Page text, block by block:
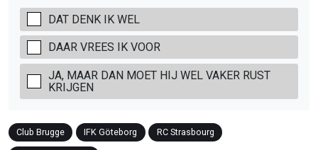
DAT DENK IK WEL
DAAR VREES IK VOOR
JA, MAAR DAN MOET HIJ WEL VAKER RUST
KRIJGEN
Club Brugge IFK Göteborg RC Strasbourg